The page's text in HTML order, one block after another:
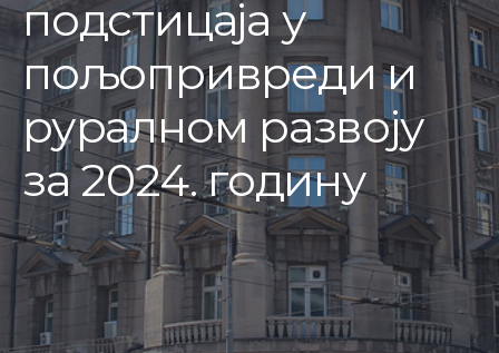
подстицаја у
пољопривреди и
руралном развоју
за 2024. годину